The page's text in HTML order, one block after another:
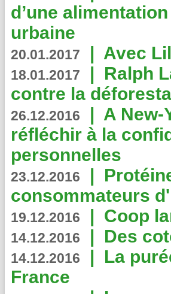
d’une
urbaine
20.01.2017 | Avec
18.01.2017 | Ralph
contre la
26.12.2016 | A
réfléchir à la
personnelles
23.12.2016 |
consommateurs
19.12.2016 | Coop
14.12.2016 | Des
14.12.2016 | La
France